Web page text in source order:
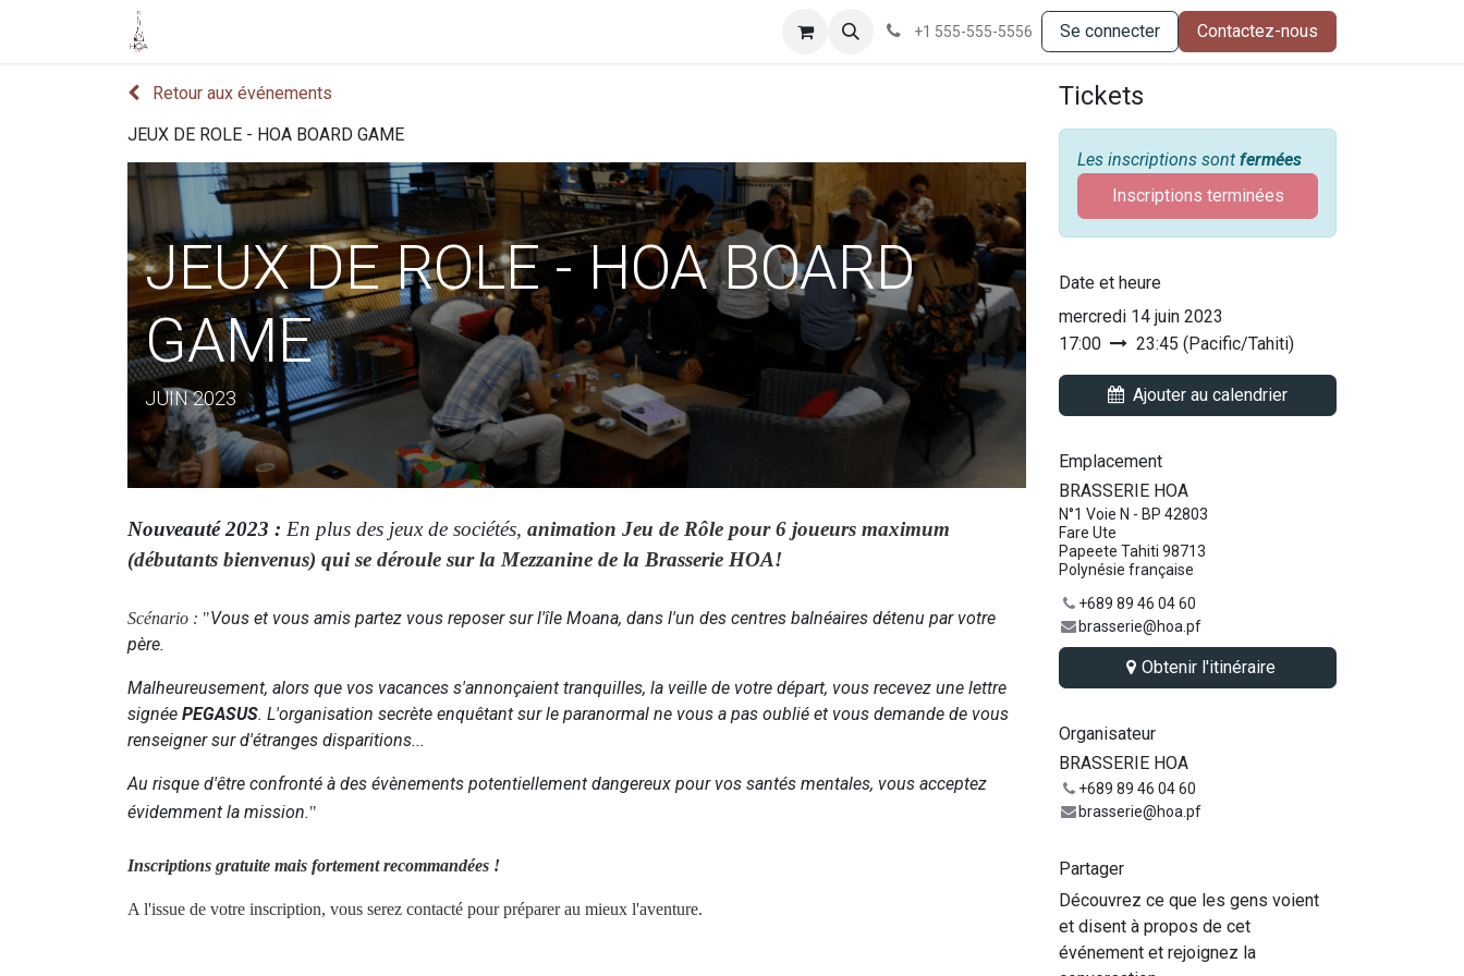
+1 555-555-5556 Se connecter Contactez-nous
Retour aux événements
JEUX DE ROLE - HOA BOARD GAME
JEUX DE ROLE - HOA BOARD
GAME
JUIN 2023
Nouveauté 2023 : En plus des jeux de sociétés, animation Jeu de Rôle pour 6 joueurs maximum
(débutants bienvenus) qui se déroule sur la Mezzanine de la Brasserie HOA!
Scénario : "Vous et vous amis partez vous reposer sur l'île Moana, dans l'un des centres balnéaires détenu par votre
père.
Malheureusement, alors que vos vacances s'annonçaient tranquilles, la veille de votre départ, vous recevez une lettre
signée PEGASUS. L'organisation secrète enquêtant sur le paranormal ne vous a pas oublié et vous demande de vous
renseigner sur d'étranges disparitions...
Au risque d'être confronté à des évènements potentiellement dangereux pour vos santés mentales, vous acceptez
évidemment la mission."
Inscriptions gratuite mais fortement recommandées !
A l'issue de votre inscription, vous serez contacté pour préparer au mieux l'aventure.
Tickets
Les inscriptions sont fermées
Inscriptions terminées
Date et heure
mercredi 14 juin 2023
17:00
23:45 (Pacific/Tahiti)
Ajouter au calendrier
Emplacement
BRASSERIE HOA
N°1 Voie N - BP 42803
Fare Ute
Papeete Tahiti 98713
Polynésie française
+689 89 46 04 60
brasserie@hoa.pf
Obtenir l'itinéraire
Organisateur
BRASSERIE HOA
+689 89 46 04 60
brasserie@hoa.pf
Partager
Découvrez ce que les gens voient
et disent à propos de cet
événement et rejoignez la